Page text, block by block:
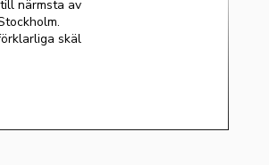
närmsta av
skäl